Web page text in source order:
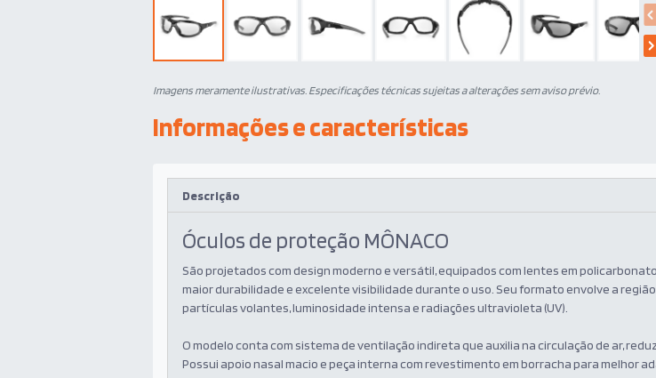
Imagens meramente ilustrativas. Especificações técnicas sujeitas a alterações sem aviso prévio.
Informações e características
Descrição
Óculos de proteção MÔNACO
São projetados com design moderno e versátil, equipados com lentes em
maior durabilidade e excelente visibilidade durante o uso. Seu formato envolve a
partículas volantes, luminosidade intensa e radiações ultravioleta (UV).
O modelo conta com sistema de ventilação indireta que auxilia na circulação de ar,
Possui apoio nasal macio e peça interna com revestimento em borracha para melhor